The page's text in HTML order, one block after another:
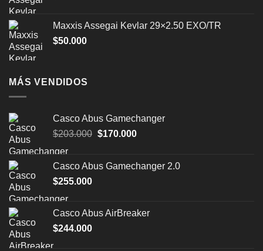
Maxxis Assegai Kevlar 29×2.50 EXO/TR
$50.000
MÁS VENDIDOS
Casco Abus Gamechanger
$203.000 El
era:
$170.000El
es:
Casco Abus Gamechanger 2.0
$255.000
Casco Abus AirBreaker
$244.000